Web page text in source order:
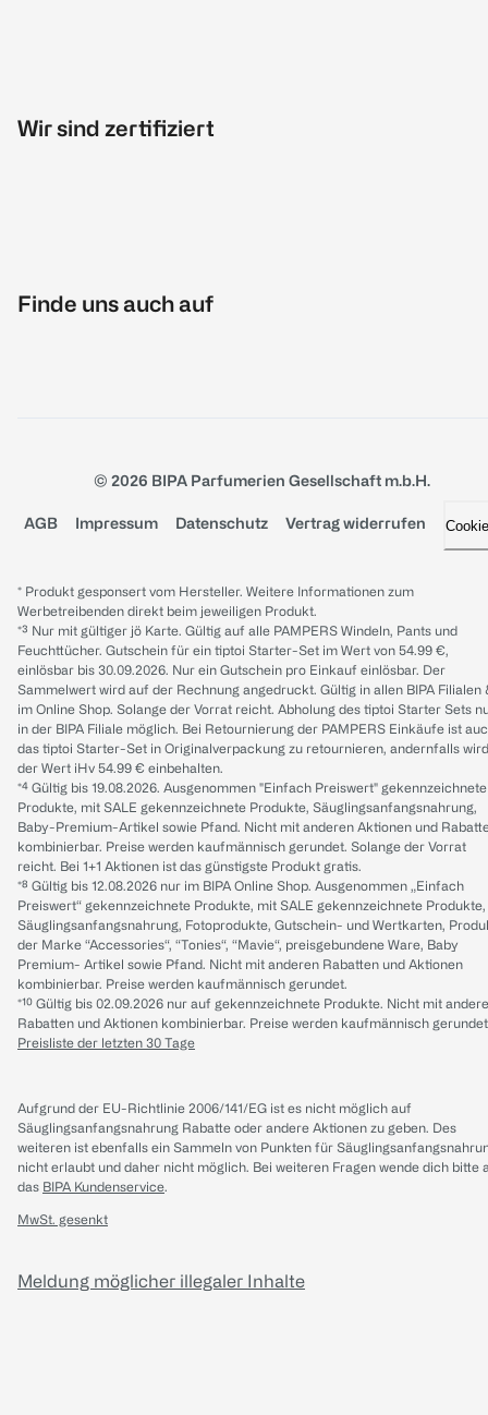
Wir sind zertifiziert
Finde uns auch auf
© 2026 BIPA Parfumerien Gesellschaft m.b.H.
AGB Impressum Datenschutz Vertrag widerrufen
* Produkt gesponsert vom Hersteller. Weitere Informationen zum
Werbetreibenden direkt beim jeweiligen Produkt.
*³ Nur mit gültiger jö Karte. Gültig auf alle PAMPERS Windeln, Pants und
Feuchttücher. Gutschein für ein tiptoi Starter-Set im Wert von 54.99 €,
einlösbar bis 30.09.2026. Nur ein Gutschein pro Einkauf einlösbar. Der
Sammelwert wird auf der Rechnung angedruckt. Gültig in allen BIPA Filialen
im Online Shop. Solange der Vorrat reicht. Abholung des tiptoi Starter Sets
in der BIPA Filiale möglich. Bei Retournierung der PAMPERS Einkäufe ist
das tiptoi Starter-Set in Originalverpackung zu retournieren, andernfalls wird
der Wert iHv 54.99 € einbehalten.
*⁴ Gültig bis 19.08.2026. Ausgenommen "Einfach Preiswert" gekennzeichnete
Produkte, mit SALE gekennzeichnete Produkte, Säuglingsanfangsnahrung,
Baby-Premium-Artikel sowie Pfand. Nicht mit anderen Aktionen und
kombinierbar. Preise werden kaufmännisch gerundet. Solange der Vorrat
reicht. Bei 1+1 Aktionen ist das günstigste Produkt gratis.
*⁸ Gültig bis 12.08.2026 nur im BIPA Online Shop. Ausgenommen „Einfach
Preiswert“ gekennzeichnete Produkte, mit SALE gekennzeichnete Produkte,
Säuglingsanfangsnahrung, Fotoprodukte, Gutschein- und Wertkarten,
der Marke “Accessories“, “Tonies“, “Mavie“, preisgebundene Ware, Baby
Premium- Artikel sowie Pfand. Nicht mit anderen Rabatten und Aktionen
kombinierbar. Preise werden kaufmännisch gerundet.
*¹⁰ Gültig bis 02.09.2026 nur auf gekennzeichnete Produkte. Nicht mit
Rabatten und Aktionen kombinierbar. Preise werden kaufmännisch
Preisliste der letzten 30 Tage
Aufgrund der EU-Richtlinie 2006/141/EG ist es nicht möglich auf
Säuglingsanfangsnahrung Rabatte oder andere Aktionen zu geben. Des
weiteren ist ebenfalls ein Sammeln von Punkten für
nicht erlaubt und daher nicht möglich. Bei weiteren Fragen wende dich bitte
das BIPA Kundenservice.
MwSt. gesenkt
Meldung möglicher illegaler Inhalte